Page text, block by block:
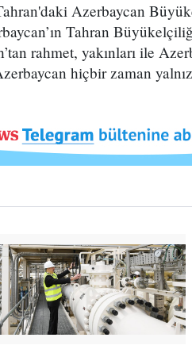
Azerbaycan
Tahran
rahmet, yakınları ile
hiçbir zaman